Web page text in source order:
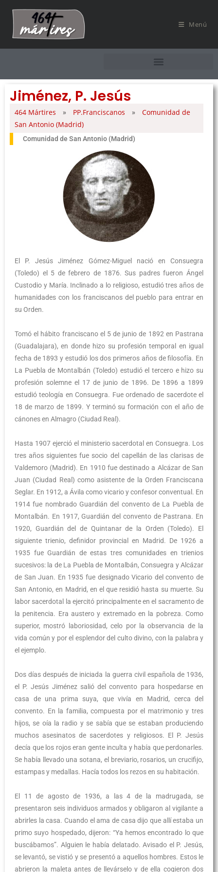
Menú
Jiménez, P. Jesús
464 Mártires » PP.Franciscanos »
Comunidad de
San Antonio (Madrid)
Comunidad de San Antonio (Madrid)
El P. Jesús Jiménez Gómez-Miguel nació en Consuegra
(Toledo) el 5 de febrero de 1876. Sus padres fueron Ángel
Custodio y María. Inclinado a lo religioso, estudió tres años de
humanidades con los franciscanos del pueblo para entrar en
su Orden.
Tomó el hábito franciscano el 5 de junio de 1892 en Pastrana
(Guadalajara), en donde hizo su profesión temporal en igual
fecha de 1893 y estudió los dos primeros años de filosofía. En
La Puebla de Montalbán (Toledo) estudió el tercero e hizo su
profesión solemne el 17 de junio de 1896. De 1896 a 1899
estudió teología en Consuegra. Fue ordenado de sacerdote el
18 de marzo de 1899. Y terminó su formación con el año de
cánones en Almagro (Ciudad Real).
Hasta 1907 ejerció el ministerio sacerdotal en Consuegra. Los
tres años siguientes fue socio del capellán de las clarisas de
Valdemoro (Madrid). En 1910 fue destinado a Alcázar de San
Juan (Ciudad Real) como asistente de la Orden Franciscana
Seglar. En 1912, a Ávila como vicario y confesor conventual. En
1914 fue nombrado Guardián del convento de La Puebla de
Montalbán. En 1917, Guardián del convento de Pastrana. En
1920, Guardián del de Quintanar de la Orden (Toledo). El
siguiente trienio, definidor provincial en Madrid. De 1926 a
1935 fue Guardián de estas tres comunidades en trienios
sucesivos: la de La Puebla de Montalbán, Consuegra y Alcázar
de San Juan. En 1935 fue designado Vicario del convento de
San Antonio, en Madrid, en el que residió hasta su muerte. Su
labor sacerdotal la ejercitó principalmente en el sacramento de
la penitencia. Era austero y extremado en la pobreza. Como
superior, mostró laboriosidad, celo por la observancia de la
vida común y por el esplendor del culto divino, con la palabra y
el ejemplo.
Dos días después de iniciada la guerra civil española de 1936,
el P. Jesús Jiménez salió del convento para hospedarse en
casa de una prima suya, que vivía en Madrid, cerca del
convento. En la familia, compuesta por el matrimonio y tres
hijos, se oía la radio y se sabía que se estaban produciendo
muchos asesinatos de sacerdotes y religiosos. El P. Jesús
decía que los rojos eran gente inculta y había que perdonarles.
Se había llevado una sotana, el breviario, rosarios, un crucifijo,
estampas y medallas. Hacía todos los rezos en su habitación.
El 11 de agosto de 1936, a las 4 de la madrugada, se
presentaron seis individuos armados y obligaron al vigilante a
abrirles la casa. Cuando el ama de casa dijo que allí estaba un
primo suyo hospedado, dijeron: “Ya hemos encontrado lo que
buscábamos”. Alguien le había delatado. Avisado el P. Jesús,
se levantó, se vistió y se presentó a aquellos hombres. Estos le
abrieron la maleta antes de llevárselo y de ella cogieron dos